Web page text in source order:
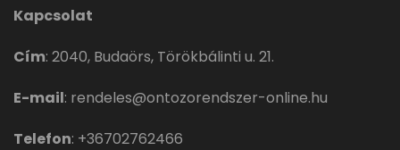
Kapcsolat
Cím: 2040, Budaörs, Törökbálinti u. 21.
E-mail: rendeles@ontozorendszer-online.hu
Telefon: +36702762466